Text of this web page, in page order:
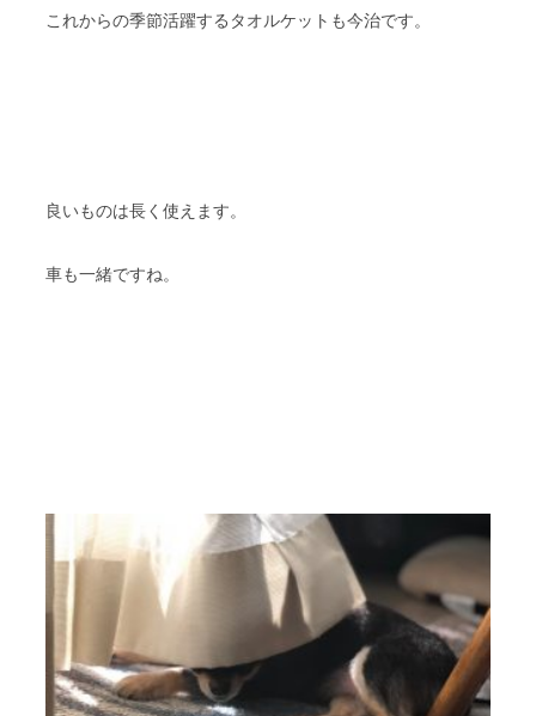
これからの季節活躍するタオルケットも今治です。
良いものは長く使えます。
車も一緒ですね。